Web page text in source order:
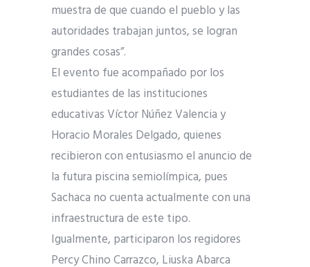
muestra de que cuando el pueblo y las
autoridades trabajan juntos, se logran
grandes cosas”.
El evento fue acompañado por los
estudiantes de las instituciones
educativas Víctor Núñez Valencia y
Horacio Morales Delgado, quienes
recibieron con entusiasmo el anuncio de
la futura piscina semiolímpica, pues
Sachaca no cuenta actualmente con una
infraestructura de este tipo.
Igualmente, participaron los regidores
Percy Chino Carrazco, Liuska Abarca